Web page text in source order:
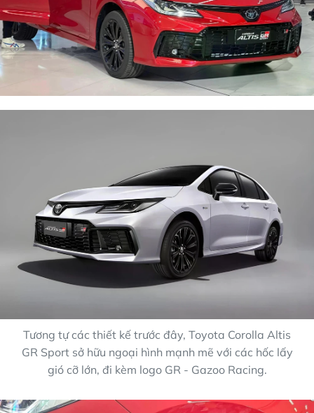
Tương tự các thiết kế trước đây, Toyota Corolla Altis
GR Sport sở hữu ngoại hình mạnh mẽ với các hốc lấy
gió cỡ lớn, đi kèm logo GR - Gazoo Racing.